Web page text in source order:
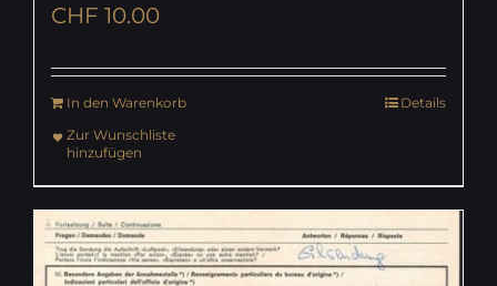
CHF 10.00
In den Warenkorb
Details
Zur Wunschliste
hinzufügen